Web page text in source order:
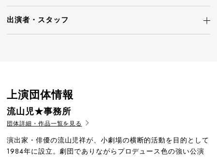
出演者・ スタッフ
上演団体情報
流山児★事務所
団体詳細・作品一覧を見る
演出家・俳優の流山児祥が、小劇場の横断的活動を目的として
1984年に設立。劇団でありながらプロデュース色の強い公演